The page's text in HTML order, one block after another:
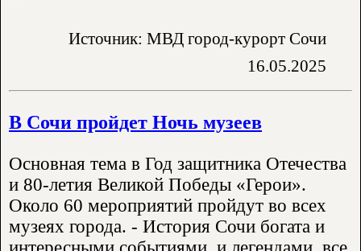
Источник: МВД город-курорт Сочи
16.05.2025
В Сочи пройдет Ночь музеев
Основная тема в Год защитника Отечества
и 80-летия Великой Победы «Герои».
Около 60 мероприятий пройдут во всех
музеях города. - История Сочи богата и